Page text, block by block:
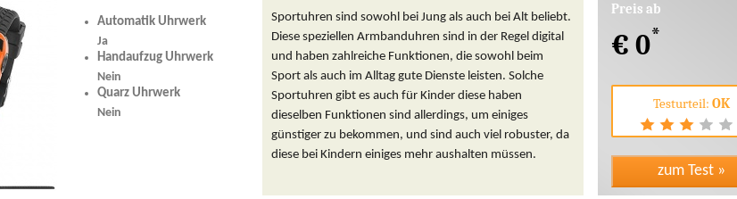
Automatik Uhrwerk
Ja
Handaufzug Uhrwerk
Nein
Quarz Uhrwerk
Nein
Sportuhren sind sowohl bei Jung als auch bei Alt beliebt.
Diese speziellen Armbanduhren sind in der Regel digital
und haben zahlreiche Funktionen, die sowohl beim
Sport als auch im Alltag gute Dienste leisten. Solche
Sportuhren gibt es auch für Kinder diese haben
dieselben Funktionen sind allerdings, um einiges
günstiger zu bekommen, und sind auch viel robuster, da
diese bei Kindern einiges mehr aushalten müssen.
Preis ab
€ 0*
Testurteil: OK